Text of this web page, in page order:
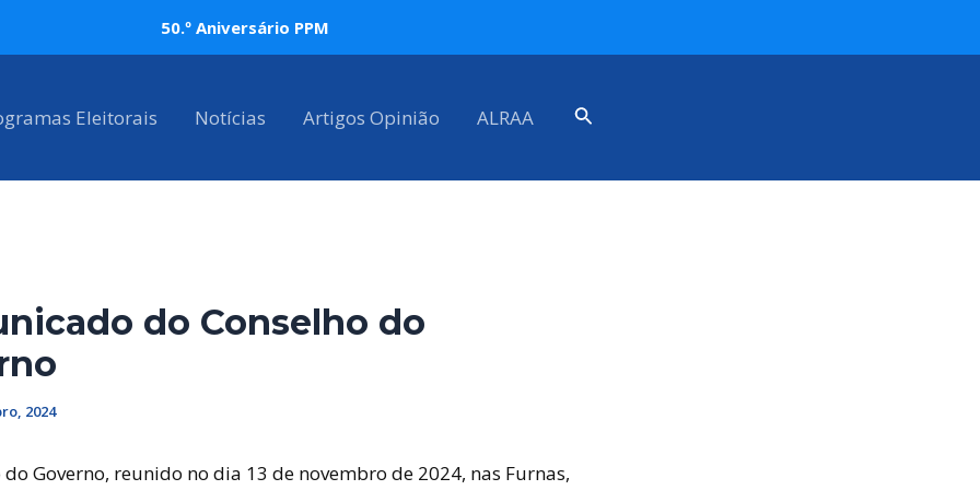
50.º Aniversário PPM
Eleitorais Notícias Artigos Opinião ALRAA Search
do Conselho do
2024
do Governo, reunido no dia 13 de novembro de 2024, nas Furnas,